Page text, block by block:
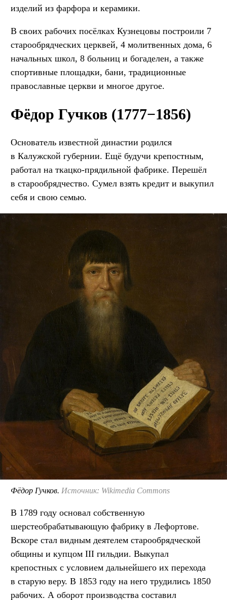
изделий из фарфора и керамики.
В своих рабочих посёлках Кузнецовы построили 7
старообрядческих церквей, 4 молитвенных дома, 6
начальных школ, 8 больниц и богаделен, а также
спортивные площадки, бани, традиционные
православные церкви и многое другое.
Фёдор Гучков (1777−1856)
Основатель известной династии родился
в Калужской губернии. Ещё будучи крепостным,
работал на ткацко-прядильной фабрике. Перешёл
в старообрядчество. Сумел взять кредит и выкупил
себя и свою семью.
Фёдор Гучков. Источник: Wikimedia Commons
В 1789 году основал собственную
шерстеобрабатывающую фабрику в Лефортове.
Вскоре стал видным деятелем старообрядческой
общины и купцом III гильдии. Выкупал
крепостных с условием дальнейшего их перехода
в старую веру. В 1853 году на него трудились 1850
рабочих. А оборот производства составил